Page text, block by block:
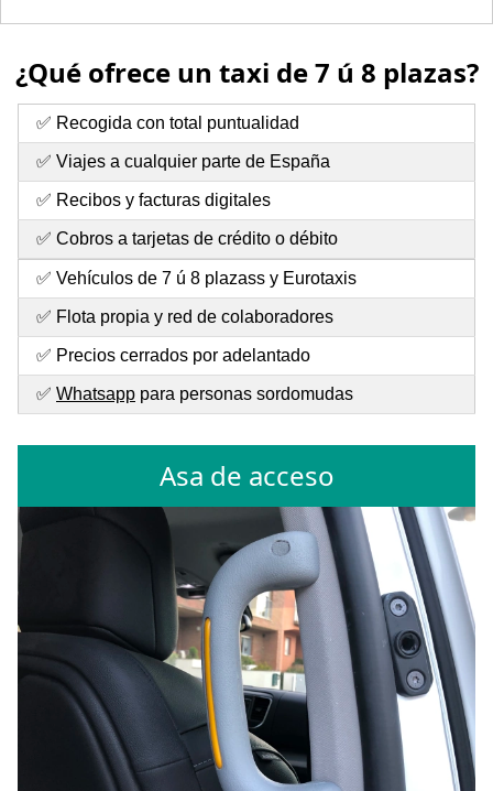
¿Qué ofrece un taxi de 7 ú 8 plazas?
✅ Recogida con total puntualidad
✅ Viajes a cualquier parte de España
✅ Recibos y facturas digitales
✅ Cobros a tarjetas de crédito o débito
✅ Vehículos de 7 ú 8 plazass y Eurotaxis
✅ Flota propia y red de colaboradores
✅ Precios cerrados por adelantado
✅ Whatsapp para personas sordomudas
Asa de acceso